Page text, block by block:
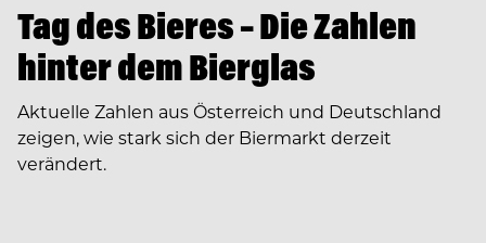
Tag des Bieres – Die Zahlen
hinter dem Bierglas
Aktuelle Zahlen aus Österreich und Deutschland
zeigen, wie stark sich der Biermarkt derzeit
verändert.